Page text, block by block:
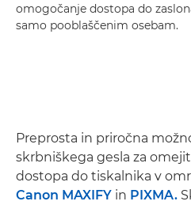
omogočanje dostopa do
samo pooblaščenim osebam.
Preprosta in priročna
skrbniškega gesla za
dostopa do tiskalnika v
Canon MAXIFY in PIXMA.